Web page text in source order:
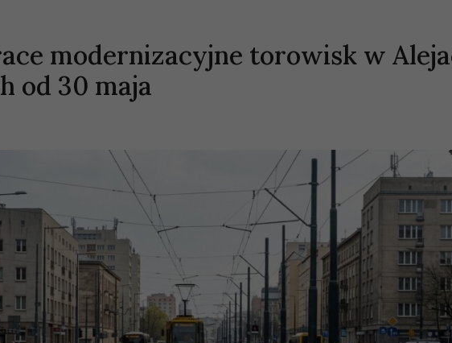
modernizacyjne torowisk w
od 30 maja